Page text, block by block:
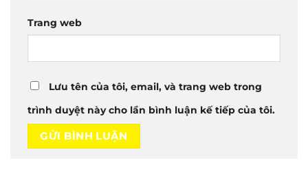
Trang web
Lưu tên của tôi, email, và trang web trong
trình duyệt này cho lần bình luận kế tiếp của tôi.